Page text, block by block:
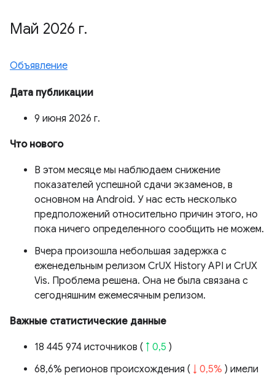
Май 2026 г.
Объявление
Дата публикации
9 июня 2026 г.
Что нового
В этом месяце мы наблюдаем снижение
показателей успешной сдачи экзаменов, в
основном на Android. У нас есть несколько
предположений относительно причин этого, но
пока ничего определенного сообщить не можем.
Вчера произошла небольшая задержка с
еженедельным релизом CrUX History API и CrUX
Vis. Проблема решена. Она не была связана с
сегодняшним ежемесячным релизом.
Важные статистические данные
18 445 974 источников ( ↑ 0,5 )
68,6% регионов происхождения ( ↓ 0,5% ) имели